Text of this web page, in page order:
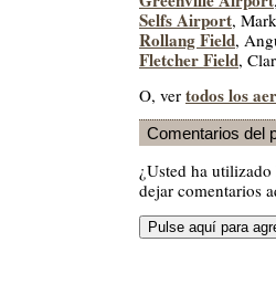
Selfs Airport,
Rollang Field,
Fletcher Field,
O, ver todos los
Comentarios del
¿Usted ha
dejar comentarios